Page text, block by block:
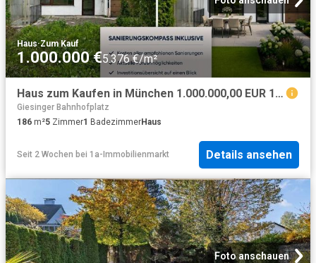
Haus·Zum Kauf
1.000.000 €5.376 €/m²
Haus zum Kaufen in München 1.000.000,00 EUR 186.89 m²
Giesinger Bahnhofplatz
186 m²5 Zimmer1 BadezimmerHaus
Seit 2 Wochen bei 1a-Immobilienmarkt Details ansehen
Foto anschauen